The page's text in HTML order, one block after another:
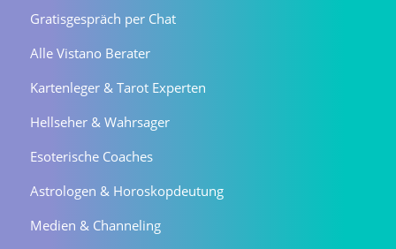
Gratisgespräch per Chat
Alle Vistano Berater
Kartenleger & Tarot Experten
Hellseher & Wahrsager
Esoterische Coaches
Astrologen & Horoskopdeutung
Medien & Channeling